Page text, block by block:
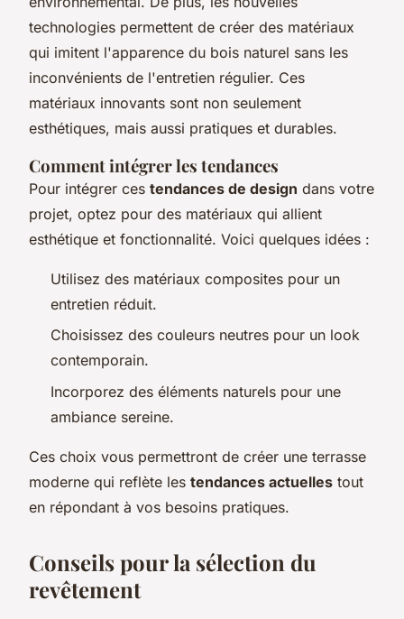
technologies permettent de créer des matériaux
qui imitent l'apparence du bois naturel sans les
inconvénients de l'entretien régulier. Ces
matériaux innovants sont non seulement
esthétiques, mais aussi pratiques et durables.
Comment intégrer les tendances
Pour intégrer ces tendances de design dans votre
projet, optez pour des matériaux qui allient
esthétique et fonctionnalité. Voici quelques idées :
Utilisez des matériaux composites pour un
entretien réduit.
Choisissez des couleurs neutres pour un look
contemporain.
Incorporez des éléments naturels pour une
ambiance sereine.
Ces choix vous permettront de créer une terrasse
moderne qui reflète les tendances actuelles tout
en répondant à vos besoins pratiques.
Conseils pour la sélection du
revêtement